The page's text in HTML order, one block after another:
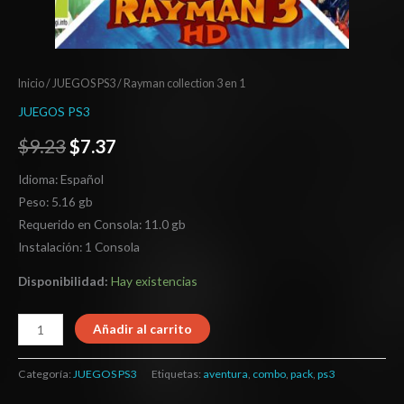
Inicio/JUEGOS PS3/ Rayman collection 3 en 1
JUEGOS PS3
$9.23$7.37
Idioma: Español
Peso: 5.16 gb
Requerido en Consola: 11.0 gb
Instalación: 1 Consola
Disponibilidad: Hay existencias
Añadir al carrito
Categoría: JUEGOS PS3 Etiquetas: aventura combo pack ps3